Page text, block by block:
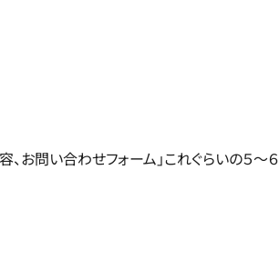
お問い合わせフォーム」これぐらいの５〜６